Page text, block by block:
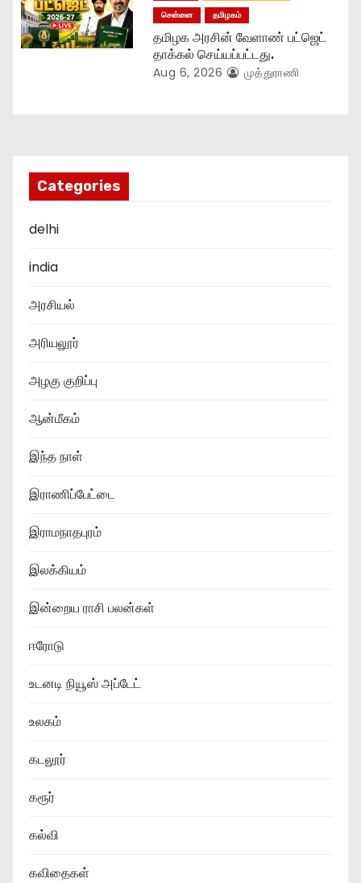
சென்னை தமிழகம்
தமிழக அரசின் வேளாண் பட்ஜெட்
தாக்கல் செய்யப்பட்டது.
Aug 6, 2026 முத்துராணி
Categories
delhi
india
அரசியல்
அரியலூர்
அழகு குறிப்பு
ஆன்மீகம்
இந்த நாள்
இராணிப்பேட்டை
இராமநாதபுரம்
இலக்கியம்
இன்றைய ராசி பலன்கள்
ஈரோடு
உடனடி நியூஸ் அப்டேட்
உலகம்
கடலூர்
கரூர்
கல்வி
கவிதைகள்